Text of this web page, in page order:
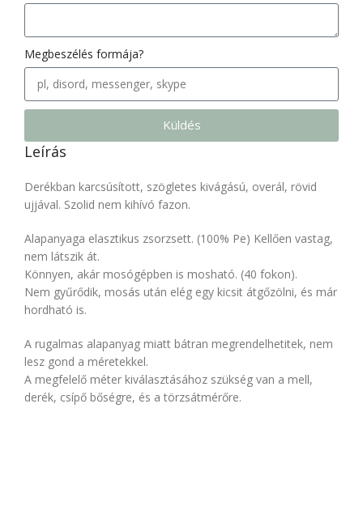
Megbeszélés formája?
Küldés
Leírás
Derékban karcsúsított, szögletes kivágású, overál, rövid
ujjával. Szolid nem kihívó fazon.
Alapanyaga elasztikus zsorzsett. (100% Pe) Kellően vastag,
nem látszik át.
Könnyen, akár mosógépben is mosható. (40 fokon).
Nem gyűrődik, mosás után elég egy kicsit átgőzölni, és már
hordható is.
A rugalmas alapanyag miatt bátran megrendelhetitek, nem
lesz gond a méretekkel.
A megfelelő méter kiválasztásához szükség van a mell,
derék, csípő bőségre, és a törzsátmérőre.